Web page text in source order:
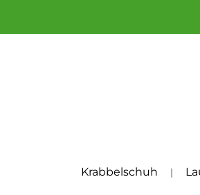
Krabbelschuh